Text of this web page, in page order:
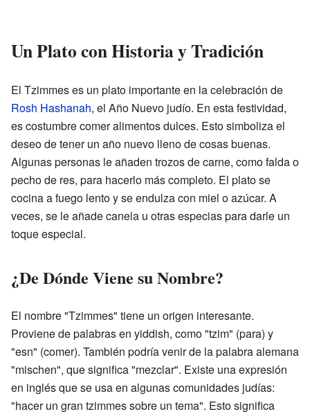
Un Plato con Historia y Tradición
El Tzimmes es un plato importante en la celebración de
Rosh Hashanah, el Año Nuevo judío. En esta festividad,
es costumbre comer alimentos dulces. Esto simboliza el
deseo de tener un año nuevo lleno de cosas buenas.
Algunas personas le añaden trozos de carne, como falda o
pecho de res, para hacerlo más completo. El plato se
cocina a fuego lento y se endulza con miel o azúcar. A
veces, se le añade canela u otras especias para darle un
toque especial.
¿De Dónde Viene su Nombre?
El nombre "Tzimmes" tiene un origen interesante.
Proviene de palabras en yiddish, como "tzim" (para) y
"esn" (comer). También podría venir de la palabra alemana
"mischen", que significa "mezclar". Existe una expresión
en inglés que se usa en algunas comunidades judías:
"hacer un gran tzimmes sobre un tema". Esto significa